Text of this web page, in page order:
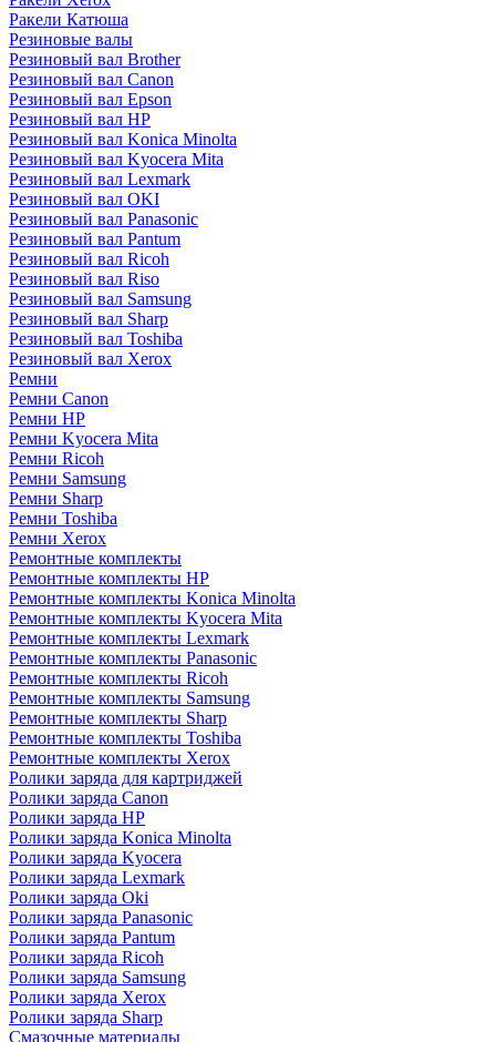
Ракели Катюша
Резиновые валы
Резиновый вал Brother
Резиновый вал Canon
Резиновый вал Epson
Резиновый вал HP
Резиновый вал Konica Minolta
Резиновый вал Kyocera Mita
Резиновый вал Lexmark
Резиновый вал OKI
Резиновый вал Panasonic
Резиновый вал Pantum
Резиновый вал Ricoh
Резиновый вал Riso
Резиновый вал Samsung
Резиновый вал Sharp
Резиновый вал Toshiba
Резиновый вал Xerox
Ремни
Ремни Canon
Ремни HP
Ремни Kyocera Mita
Ремни Ricoh
Ремни Samsung
Ремни Sharp
Ремни Toshiba
Ремни Xerox
Ремонтные комплекты
Ремонтные комплекты HP
Ремонтные комплекты Konica Minolta
Ремонтные комплекты Kyocera Mita
Ремонтные комплекты Lexmark
Ремонтные комплекты Panasonic
Ремонтные комплекты Ricoh
Ремонтные комплекты Samsung
Ремонтные комплекты Sharp
Ремонтные комплекты Toshiba
Ремонтные комплекты Xerox
Ролики заряда для картриджей
Ролики заряда Canon
Ролики заряда HP
Ролики заряда Konica Minolta
Ролики заряда Kyocera
Ролики заряда Lexmark
Ролики заряда Oki
Ролики заряда Panasonic
Ролики заряда Pantum
Ролики заряда Ricoh
Ролики заряда Samsung
Ролики заряда Xerox
Ролики заряда Sharp
Смазочные материалы